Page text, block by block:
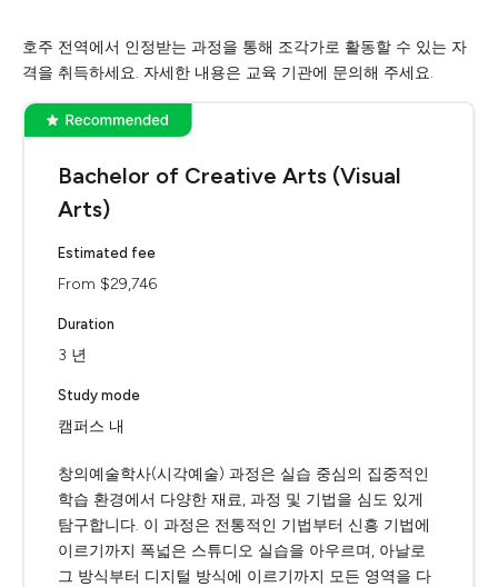
호주 전역에서 인정받는 과정을 통해 조각가로 활동할 수 있는 자
격을 취득하세요. 자세한 내용은 교육 기관에 문의해 주세요.
Bachelor of Creative Arts (Visual
Arts)
Estimated fee
From $29,746
Duration
3 년
Study mode
캠퍼스 내
창의예술학사(시각예술) 과정은 실습 중심의 집중적인
학습 환경에서 다양한 재료, 과정 및 기법을 심도 있게
탐구합니다. 이 과정은 전통적인 기법부터 신흥 기법에
이르기까지 폭넓은 스튜디오 실습을 아우르며, 아날로
그 방식부터 디지털 방식에 이르기까지 모든 영역을 다